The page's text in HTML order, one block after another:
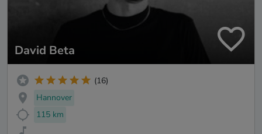
David Beta
(16)
Hannover
115 km